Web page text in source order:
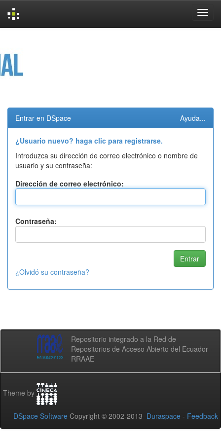
Entrar en DSpace Ayuda...
¿Usuario nuevo? haga clic para registrarse.
Introduzca su dirección de correo electrónico o nombre de
usuario y su contraseña:
Dirección de correo electrónico:
Contraseña:
¿Olvidó su contraseña?
Repositorio integrado a la Red de
Repositorios de Acceso Abierto del Ecuador -
RRAAE
Theme by
DSpace Software Copyright © 2002-2013 Duraspace - Feedback